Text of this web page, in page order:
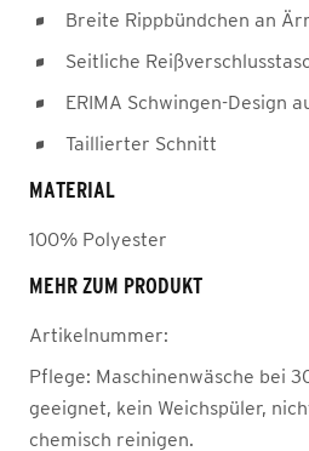
Breite Rippbündchen an
Seitliche
ERIMA Schwingen-Design
Taillierter Schnitt
MATERIAL
100% Polyester
MEHR ZUM PRODUKT
Artikelnummer:
Pflege: Maschinenwäsche bei
geeignet, kein Weichspüler,
chemisch reinigen.